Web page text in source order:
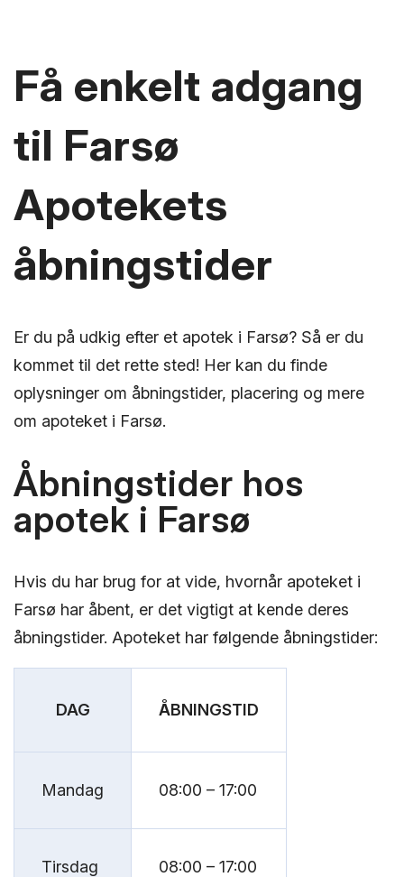
Få enkelt adgang
til Farsø
Apotekets
åbningstider
Er du på udkig efter et apotek i Farsø? Så er du
kommet til det rette sted! Her kan du finde
oplysninger om åbningstider, placering og mere
om apoteket i Farsø.
Åbningstider hos
apotek i Farsø
Hvis du har brug for at vide, hvornår apoteket i
Farsø har åbent, er det vigtigt at kende deres
åbningstider. Apoteket har følgende åbningstider:
DAG ÅBNINGSTID
Mandag 08:00 – 17:00
Tirsdag 08:00 – 17:00